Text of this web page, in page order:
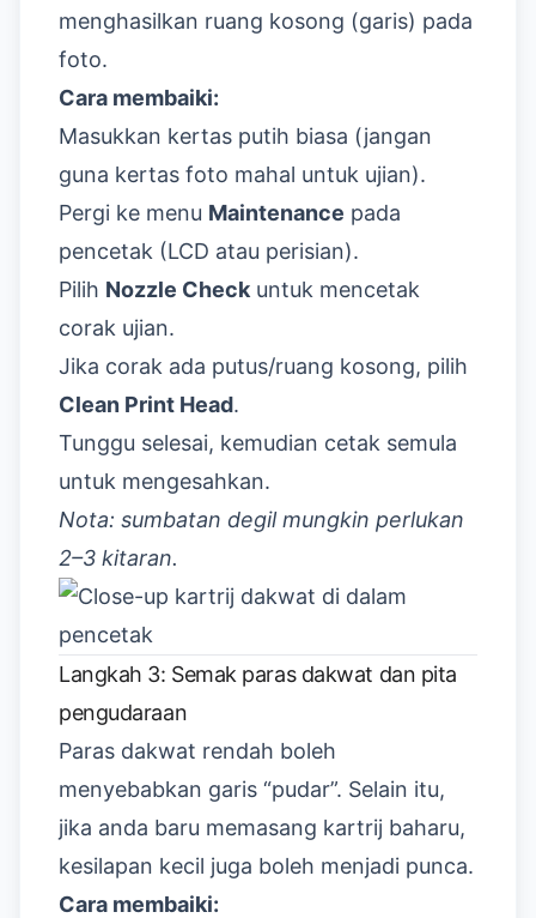
menghasilkan ruang kosong (garis) pada
foto.
Cara membaiki:
Masukkan kertas putih biasa (jangan
guna kertas foto mahal untuk ujian).
Pergi ke menu Maintenance pada
pencetak (LCD atau perisian).
Pilih Nozzle Check untuk mencetak
corak ujian.
Jika corak ada putus/ruang kosong, pilih
Clean Print Head.
Tunggu selesai, kemudian cetak semula
untuk mengesahkan.
Nota: sumbatan degil mungkin perlukan
2–3 kitaran.
Langkah 3: Semak paras dakwat dan pita
pengudaraan
Paras dakwat rendah boleh
menyebabkan garis “pudar”. Selain itu,
jika anda baru memasang kartrij baharu,
kesilapan kecil juga boleh menjadi punca.
Cara membaiki: